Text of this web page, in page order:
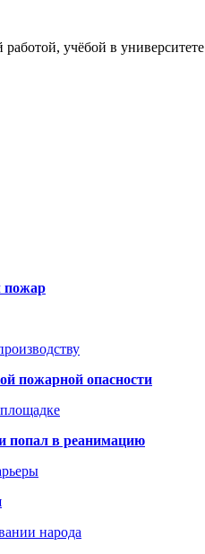
учёбой в
пожар
пожарной опасности
попал в реанимацию
народа